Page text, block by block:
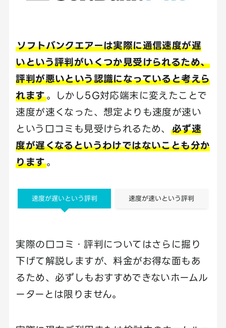
ソフトバンクエアーは実際に通信速度が遅
いという評判がいくつか見受けられるため、
評判が悪いという認識になっていると考えら
れます。しかし5G対応端末に変えたことで
速度が速くなった、想定よりも速度が速い
という口コミも見受けられるため、 必ず速
度が遅くなるというわけではないことも分か
ります。
速度が遅いという評判 速度が速いという評判
実際の口コミ・評判についてはさらに掘り
下げて解説しますが、料金がお得な面もあ
るため、必ずしもおすすめできないホームル
ーターとは限りません。